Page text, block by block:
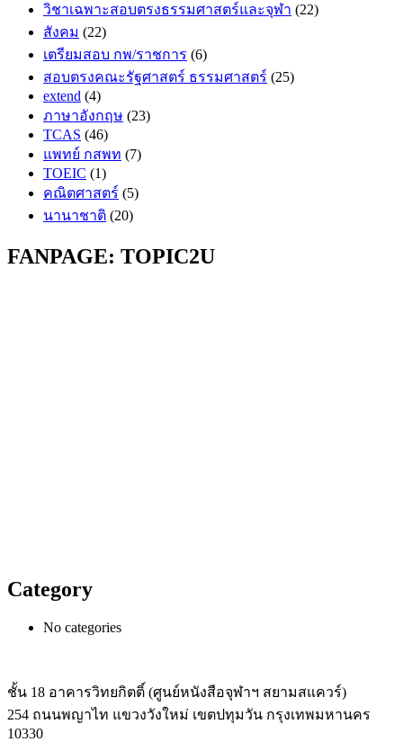
วิชาเฉพาะสอบตรงธรรมศาสตร์และจุฬา (22)
สังคม (22)
เตรียมสอบ กพ/ราชการ (6)
สอบตรงคณะรัฐศาสตร์ ธรรมศาสตร์ (25)
extend (4)
ภาษาอังกฤษ (23)
TCAS (46)
แพทย์ กสพท (7)
TOEIC (1)
คณิตศาสตร์ (5)
นานาชาติ (20)
FANPAGE: TOPIC2U
Category
No categories
ชั้น 18 อาคารวิทยกิตติ์ (ศูนย์หนังสือจุฬาฯ สยามสแควร์)
254 ถนนพญาไท แขวงวังใหม่ เขตปทุมวัน กรุงเทพมหานคร
10330